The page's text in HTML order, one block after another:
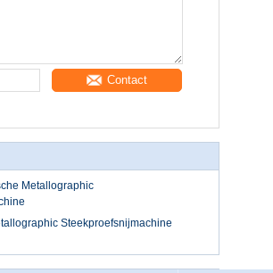
Contact
Metallographic
Steekproefsnijmachine